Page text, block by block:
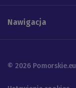
Nawigacja
© 2026 Pomorskie.eu